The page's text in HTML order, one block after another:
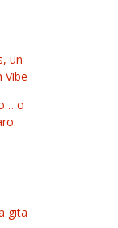
un
Vibe
o
gita